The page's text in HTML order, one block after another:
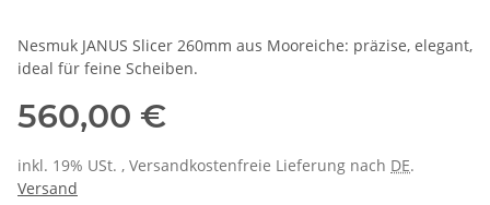
Nesmuk JANUS Slicer 260mm aus Mooreiche: präzise, elegant,
ideal für feine Scheiben.
560,00 €
inkl. 19% USt. , Versandkostenfreie Lieferung nach DE.
Versand